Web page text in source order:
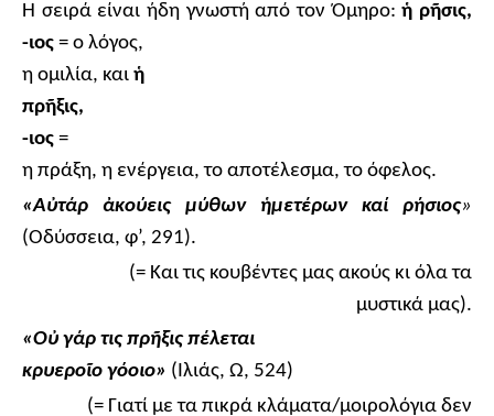
Η σειρά είναι ήδη γνωστή από τον Όμηρο:ἡ ρῆσις,
-ιος = ο λόγος,
η ομιλία, και ἡ
πρῆξις,
-ιος =
η πράξη, η ενέργεια, το αποτέλεσμα, το όφελος.
«Αὐτάρ ἀκούεις μύθων ἡμετέρων καί ρήσιος»
(Οδύσσεια, φ’, 291).
(= Και τις κουβέντες μας ακούς κι όλα τα
μυστικά μας).
«Οὐ γάρ τις πρῆξις πέλεται
κρυεροῖο γόοιο» (Ιλιάς, Ω, 524)
(= Γιατί με τα πικρά κλάματα/μοιρολόγια δεν